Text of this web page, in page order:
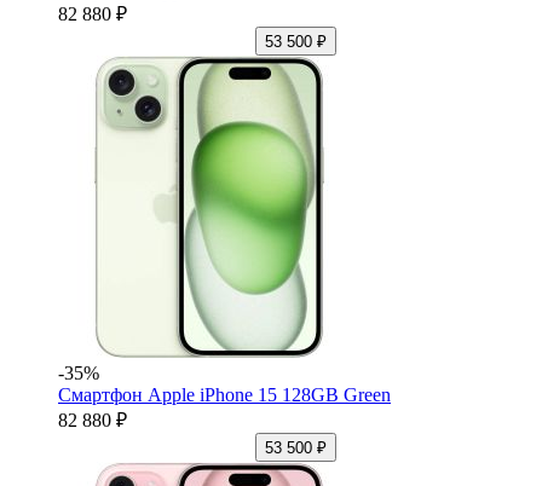
82 880 ₽
53 500 ₽
-35%
Смартфон Apple iPhone 15 128GB Green
82 880 ₽
53 500 ₽